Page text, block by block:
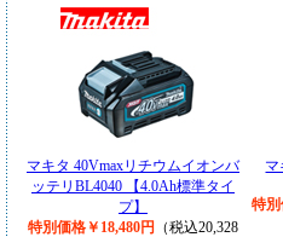
マキタ 40Vmaxリチウムイオンバ
ッテリBL4040 【4.0Ah標準タイ
プ】
特別価格￥18,480円
（税込20,328
マ
特